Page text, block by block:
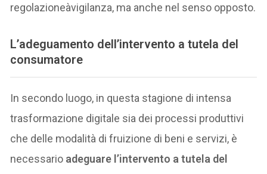
regolazioneàvigilanza, ma anche nel senso opposto.
L’adeguamento dell’intervento a tutela del
consumatore
In secondo luogo, in questa stagione di intensa
trasformazione digitale sia dei processi produttivi
che delle modalità di fruizione di beni e servizi, è
necessario adeguare l’intervento a tutela del